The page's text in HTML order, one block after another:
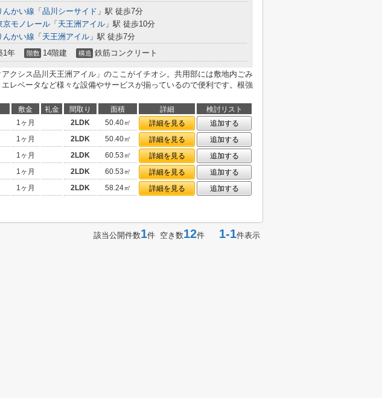
んかい線 「 品川シーサイド 」駅 徒歩7分
京モノレール 「 天王洲アイル 」駅 徒歩10分
んかい線 「 天王洲アイル 」駅 徒歩7分
1年 階数 14階建 構造 鉄筋コンクリート
アクシス品川天王洲アイル」のここがイチオシ。共用部には敷地内ごみ
レベータなど様々な設備やサービスが揃っているので便利です。根強
敷金 礼金 間取り 面積 詳細
検討リスト
1ヶ月 2LDK 50.40㎡ 詳細を見る
追加する
1ヶ月 2LDK 50.40㎡ 詳細を見る
追加する
1ヶ月 2LDK 60.53㎡ 詳細を見る
追加する
1ヶ月 2LDK 60.53㎡ 詳細を見る
追加する
1ヶ月 2LDK 58.24㎡ 詳細を見る 追加する
該当公開件数1件 空き数12件 1-1件表示